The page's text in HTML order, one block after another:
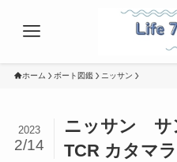
ホーム ボート図鑑 ニッサン
ニッサン サ
TCR カタマ
2023
2/14